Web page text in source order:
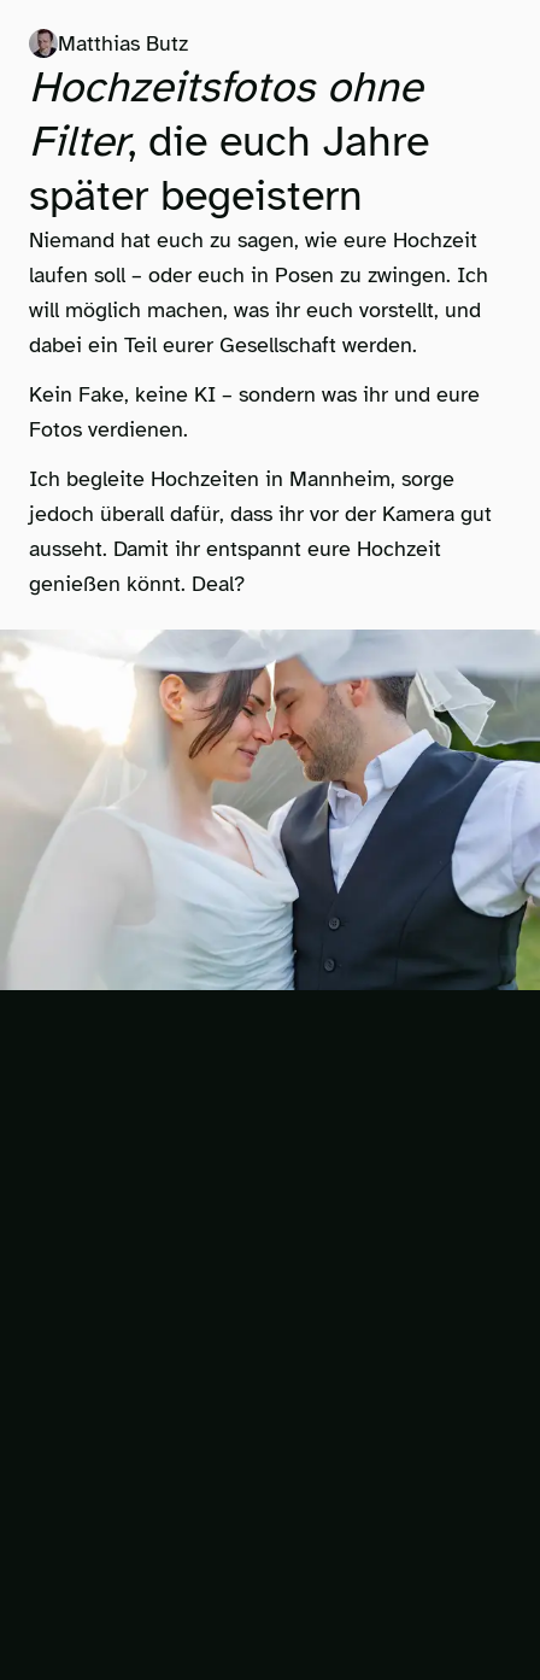
Matthias Butz
Hochzeitsfotos ohne
Filter, die euch Jahre
später begeistern
Niemand hat euch zu sagen, wie eure Hochzeit
laufen soll – oder euch in Posen zu zwingen. Ich
will möglich machen, was ihr euch vorstellt, und
dabei ein Teil eurer Gesellschaft werden.
Kein Fake, keine KI – sondern was ihr und eure
Fotos verdienen.
Ich begleite Hochzeiten in Mannheim, sorge
jedoch überall dafür, dass ihr vor der Kamera gut
ausseht. Damit ihr entspannt eure Hochzeit
genießen könnt. Deal?